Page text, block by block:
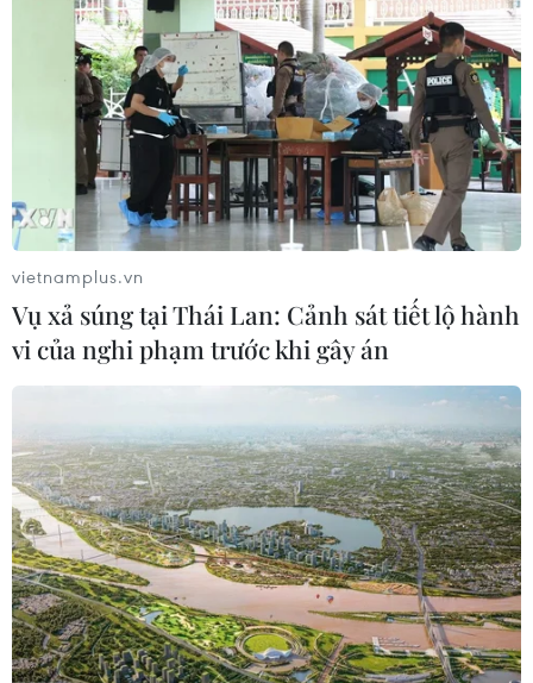
vietnamplus.vn
Vụ xả súng tại Thái Lan: Cảnh sát tiết lộ hành
vi của nghi phạm trước khi gây án